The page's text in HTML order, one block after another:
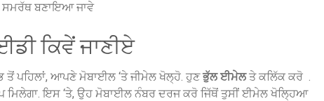
ਸਮਰੱਥ ਬਣਾਇਆ ਜਾਵੇ
ਕਿਵੇਂ ਜਾਣੀਏ
ਪਹਿਲਾਂ, ਆਪਣੇ ਮੋਬਾਈਲ ‘ਤੇ ਜੀਮੇਲ ਖੋਲ੍ਹੋ. ਹੁਣਭੁੱਲ ਈਮੇਲਤੇ ਕਲਿੱਕ ਕਰੋ .
ਮਿਲੇਗਾ.ਇਸ ‘ਤੇ, ਉਹ ਮੋਬਾਈਲ ਨੰਬਰ ਦਰਜ ਕਰੋ ਜਿੱਥੋਂ ਤੁਸੀਂ ਈਮੇਲ ਖੋਲ੍ਹਿਆ